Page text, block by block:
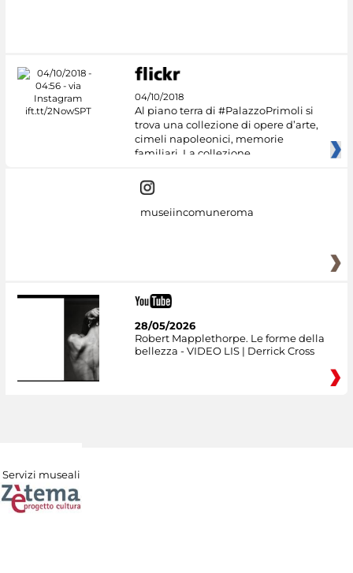
04/10/2018
Al piano terra di #PalazzoPrimoli si
trova una collezione di opere d’arte,
cimeli napoleonici, memorie
familiari. La collezione
museiincomuneroma
28/05/2026
Robert Mapplethorpe. Le forme della
bellezza - VIDEO LIS | Derrick Cross
Servizi museali